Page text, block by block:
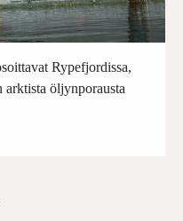
Rypefjordissa,
arktista öljynporausta